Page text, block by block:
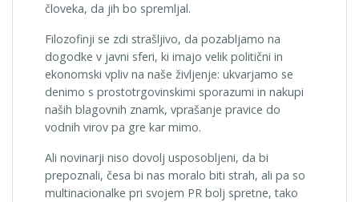
človeka, da jih bo spremljal.
Filozofinji se zdi strašljivo, da pozabljamo na
dogodke v javni sferi, ki imajo velik politični in
ekonomski vpliv na naše življenje: ukvarjamo se
denimo s prostotrgovinskimi sporazumi in nakupi
naših blagovnih znamk, vprašanje pravice do
vodnih virov pa gre kar mimo.
Ali novinarji niso dovolj usposobljeni, da bi
prepoznali, česa bi nas moralo biti strah, ali pa so
multinacionalke pri svojem PR bolj spretne, tako